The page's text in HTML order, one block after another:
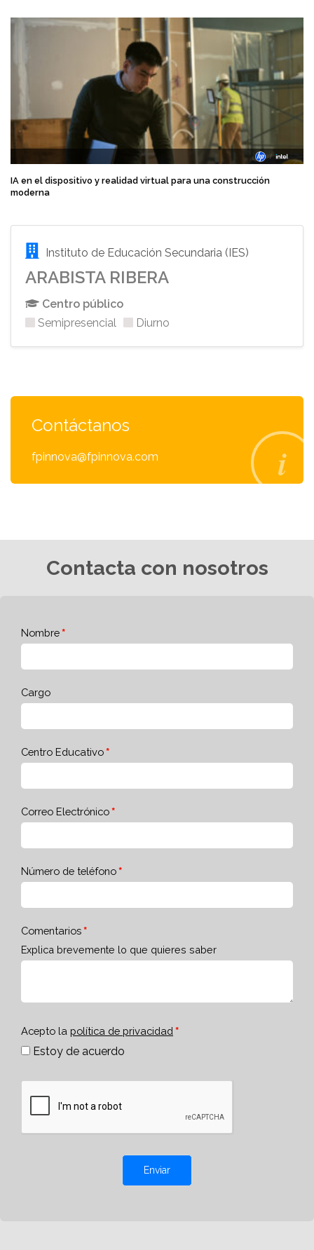
IA en el dispositivo y realidad virtual para una construcción
moderna
Instituto de Educación Secundaria (IES)
ARABISTA RIBERA
Centro público
Semipresencial
Diurno
Contáctanos
fpinnova@fpinnova.com
Contacta con nosotros
Nombre
Cargo
Centro Educativo
Correo Electrónico
Número de teléfono
Comentarios
Explica brevemente lo que quieres saber
Acepto la política de privacidad
Estoy de acuerdo
Enviar